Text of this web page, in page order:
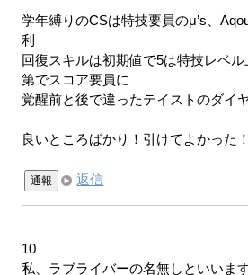
学年縛りのCSは特技要員のμ’s、
利
回復スキルは初期値で5は特技レベ
第でスコア要員に
覚醒前と後で違ったテイストのダイ
良いところばかり！引けてよかった
通報 返信
10
私、ラブライバーの名無しといいま